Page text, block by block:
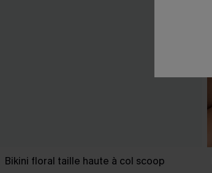
Bikini floral taille haute à col scoop